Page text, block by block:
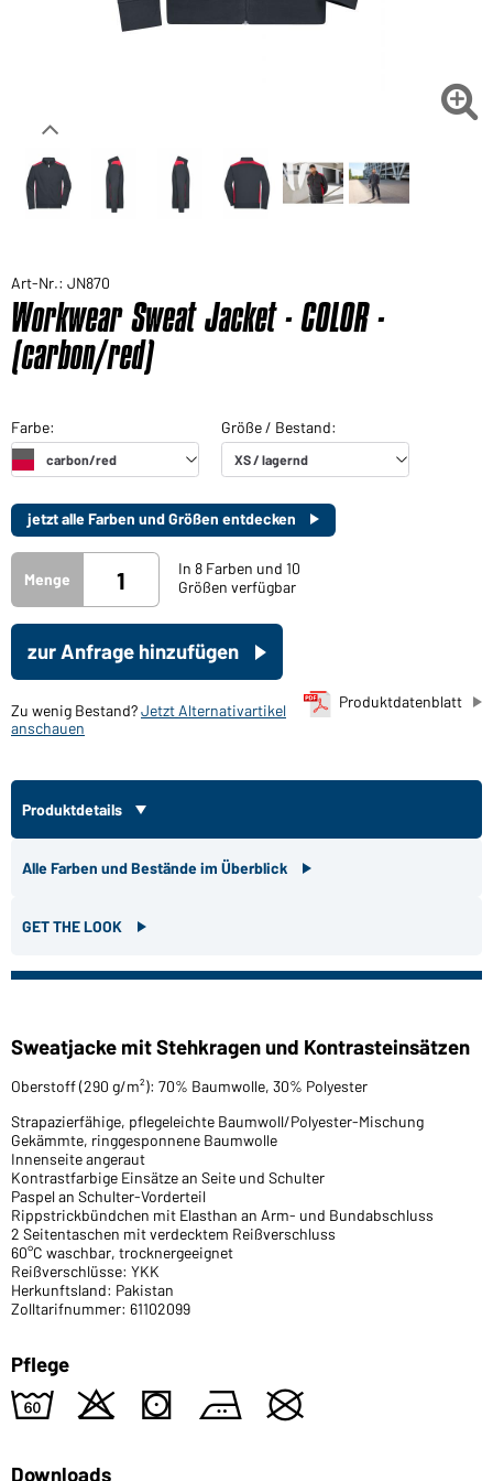

Art-Nr.: JN870
Workwear Sweat Jacket - COLOR -
(carbon/red)
jetzt alle Farben und Größen entdecken
Menge
In 8 Farben und 10
Größen verfügbar
zur Anfrage hinzufügen
Produktdatenblatt
Zu wenig Bestand?Jetzt Alternativartikel
anschauen
Produktdetails
Alle Farben und Bestände im Überblick
GET THE LOOK
Sweatjacke mit Stehkragen und Kontrasteinsätzen
Oberstoff (290 g/m²): 70% Baumwolle, 30% Polyester
Strapazierfähige, pflegeleichte Baumwoll/Polyester-Mischung
Gekämmte, ringgesponnene Baumwolle
Innenseite angeraut
Kontrastfarbige Einsätze an Seite und Schulter
Paspel an Schulter-Vorderteil
Rippstrickbündchen mit Elasthan an Arm- und Bundabschluss
2 Seitentaschen mit verdecktem Reißverschluss
60°C waschbar, trocknergeeignet
Reißverschlüsse: YKK
Herkunftsland: Pakistan
Zolltarifnummer: 61102099
Pflege
4 o s b U
Downloads